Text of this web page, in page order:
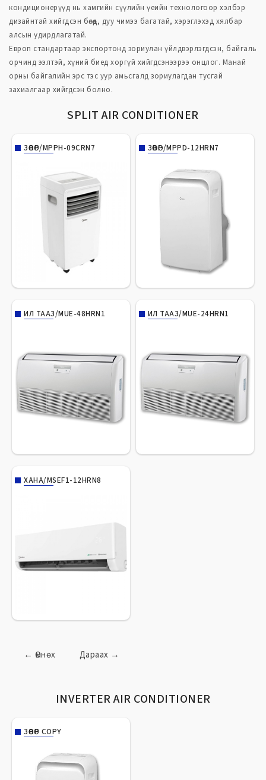
кондиционерүүд нь хамгийн сүүлийн үеийн технологоор хэлбэр
дизайнтай хийгдсэн бөгөөд, дуу чимээ багатай, хэрэглэхэд хялбар
алсын удирдлагатай.
Европ стандартаар экспортонд зориулан үйлдвэрлэгдсэн, байгаль
орчинд ээлтэй, хүний биед хоргүй хийгдсэнээрээ онцлог. Манай
орны байгалийн эрс тэс уур амьсгалд зориулагдан тусгай
захиалгаар хийгдсэн болно.
SPLIT AIR CONDITIONER
ЗӨӨВӨР/MPPH-09CRN7 ЗӨӨВӨР/MPPD-12HRN7
ИЛ ТААЗ/MUE-48HRN1 ИЛ ТААЗ/MUE-24HRN1
ХАНА/MSEF1-12HRN8
← Өмнөх Дараах →
INVERTER AIR CONDITIONER
ЗӨӨВӨР COPY